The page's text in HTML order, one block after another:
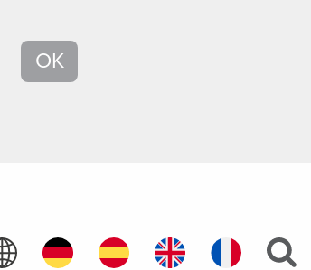
OK